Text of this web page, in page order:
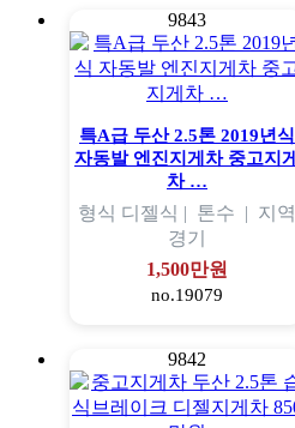
9843
특A급 두산 2.5톤 2019년식
자동발 엔진지게차 중고지게
차 …
형식 디젤식 | 톤수 | 지역
경기
1,500만원
no.19079
9842